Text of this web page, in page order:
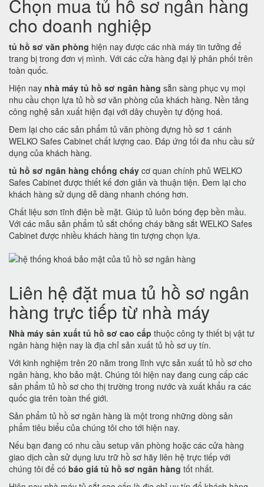
Chọn mua tủ hồ sơ ngân hàng
cho doanh nghiệp
tủ hồ sơ văn phòng hiện nay được các nhà máy tin tưởng để
trang bị trong đơn vị mình. Với các cửa hàng đại lý phân phối trên
toàn quốc.
Hiện nay nhà máy tủ hồ sơ ngân hàng sẵn sàng phục vụ mọi
nhu cầu chọn lựa tủ hồ sơ văn phòng của khách hàng. Nền tảng
công nghệ sản xuất hiện đại với dây chuyền tự động hoá.
Đem lại cho các sản phẩm tủ văn phòng đựng hồ sơ 1 cánh
WELKO Safes Cabinet chất lượng cao. Đáp ứng tối đa nhu cầu sử
dụng của khách hàng.
tủ hồ sơ ngân hàng chống cháy cơ quan chính phủ WELKO
Safes Cabinet được thiết kế đơn giản và thuận tiện. Đem lại cho
khách hàng sử dụng dễ dàng nhanh chóng hơn.
Chất liệu sơn tĩnh điện bề mặt. Giúp tủ luôn bóng đẹp bền mầu.
Với các mẫu sản phẩm tủ sắt chống cháy bằng sắt WELKO Safes
Cabinet được nhiều khách hàng tin tượng chọn lựa.
Liên hệ đặt mua tủ hồ sơ ngân
hàng trực tiếp từ nhà máy
Nhà máy sản xuất tủ hồ sơ cao cấp thuộc công ty thiết bị vật tư
ngân hàng hiện nay là địa chỉ sản xuất tủ hồ sơ uy tín.
Với kinh nghiệm trên 20 năm trong lĩnh vực sản xuất tủ hồ sơ cho
ngân hàng, kho bảo mật. Chúng tôi hiện nay đang cung cấp các
sản phẩm tủ hồ sơ cho thị trường trong nước và xuất khẩu ra các
quốc gia trên toàn thế giới.
Sản phẩm tủ hồ sơ ngân hàng là một trong những dòng sản
phẩm tiêu biểu của chúng tôi cho tới hiện nay.
Nếu bạn đang có nhu cầu setup văn phòng hoặc các cửa hàng
giao dịch cần sử dụng lưu trữ hồ sơ hãy liên hệ trực tiếp với
chúng tôi để có báo giá tủ hồ sơ ngân hàng tốt nhất.